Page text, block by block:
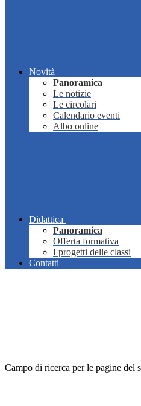
Novità
Panoramica
Le notizie
Le circolari
Calendario eventi
Albo online
Didattica
Panoramica
Offerta formativa
I progetti delle classi
Contatti
Campo di ricerca per le pagine del